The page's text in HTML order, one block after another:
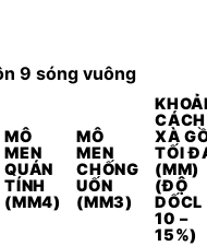
9 sóng vuông
MÔ
MEN
QUÁN
TÍNH
(MM4)
MÔ
MEN
CHỐNG
UỐN
(MM3)
CÁCH
XÀ
TỐI
(MM)
(ĐỘ
DỐCL
10 –
15%)